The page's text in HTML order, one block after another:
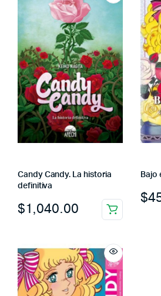
Candy Candy. La historia
definitiva
$1,040.00
Bajo
$